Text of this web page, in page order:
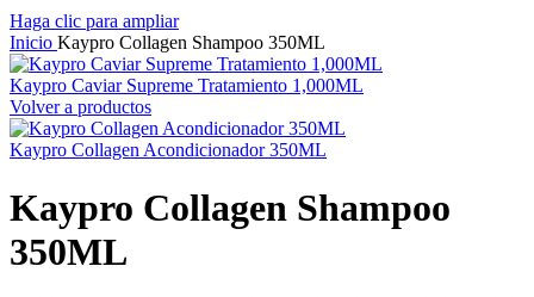
Haga clic para ampliar
Inicio Kaypro Collagen Shampoo 350ML
Kaypro Caviar Supreme Tratamiento 1,000ML
Volver a productos
Kaypro Collagen Acondicionador 350ML
Kaypro Collagen Shampoo
350ML